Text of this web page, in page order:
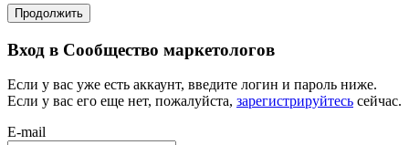
Продолжить
Вход в Сообщество маркетологов
Если у вас уже есть аккаунт, введите логин и пароль ниже.
Если у вас его еще нет, пожалуйста, зарегистрируйтесь сейчас.
E-mail